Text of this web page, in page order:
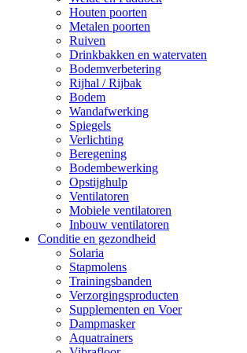
Houten poorten
Metalen poorten
Ruiven
Drinkbakken en watervaten
Bodemverbetering
Rijhal / Rijbak
Bodem
Wandafwerking
Spiegels
Verlichting
Beregening
Bodembewerking
Opstijghulp
Ventilatoren
Mobiele ventilatoren
Inbouw ventilatoren
Conditie en gezondheid
Solaria
Stapmolens
Trainingsbanden
Verzorgingsproducten
Supplementen en Voer
Dampmasker
Aquatrainers